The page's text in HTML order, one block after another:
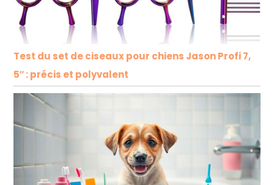
Test du set de ciseaux pour chiens Jason Profi 7,
5″ : précis et polyvalent